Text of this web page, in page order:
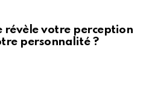
révèle votre perception
personnalité ?